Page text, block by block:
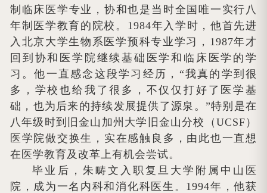
制临床医学专业，协和也是当时全国唯一实行八
年制医学教育的院校。1984年入学时，他首先进
入北京大学生物系医学预科专业学习，1987年才
回到协和医学院继续基础医学和临床医学的学
习。他一直感念这段学习经历，“我真的学到很
多，学校也给我了很多，不仅仅打好了医学基
础，也为后来的持续发展提供了源泉。”特别是在
八年级时到旧金山加州大学旧金山分校（UCSF）
医学院做交换生，实在感触良多，由此也一直想
在医学教育及改革上有机会尝试。
毕业后，朱畴文入职复旦大学附属中山医
院，成为一名内科和消化科医生。1994年，他获